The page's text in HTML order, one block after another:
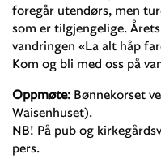
foregår utendørs, men
som er tilgjengelige.
vandringen «La alt håp
Kom og bli med oss på
Oppmøte: Bønnekorset
Waisenhuset).
NB! På pub og
pers.